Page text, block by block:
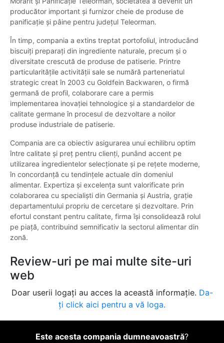
producător important și furnizor cheie de produse de
panificație și pâine pentru județul Teleorman.
În timp, compania a extins treptat portofoliul, introducând
biscuiți preparați din ingrediente naturale, precum și o
diversitate crescută de produse de patiserie. Printre
particularitățile activității sale se numără parteneriatul
strategic creat în 2003 cu Goldfein Backwaren, o firmă
germană de profil, colaborare care a permis
implementarea inovației tehnologice și a standardelor de
calitate germane în procesul de dezvoltare a noilor
produse industriale de patiserie.
Compania are ca obiectiv asigurarea unui echilibru optim
între calitate și preț pentru clienți, punând accent pe
utilizarea ingredientelor selecționate și pe rețete moderne,
în concordanță cu tendințele actuale din domeniul
alimentar. Expertiza și excelența sunt valorificate prin
colaborarea cu specialiști din Germania și Austria, grație
departamentului propriu de cercetare și dezvoltare. Prin
efortul constant pentru calitate, firma își consolidează rolul
pe piață, contribuind semnificativ la sectorul alimentar din
zonă.
Review-uri pe mai multe site-uri
web
Doar userii logați au acces la această informație. Da-
ți click aici pentru a vă loga.
Este acesta compania dumneavoastră?